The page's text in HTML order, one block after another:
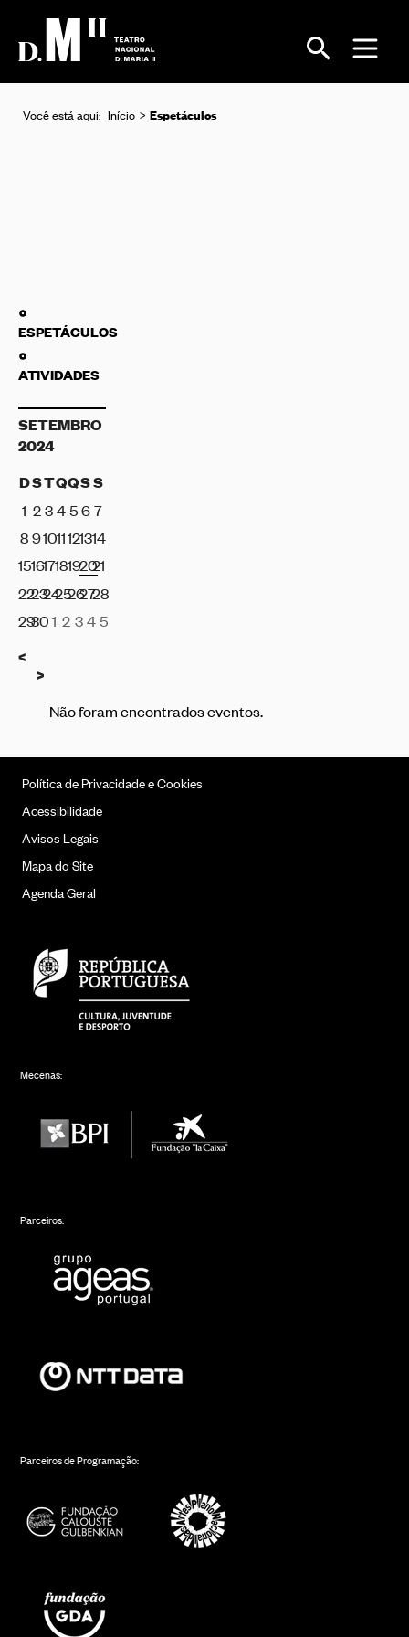
Você está aqui: Início Espetáculos
ESPETÁCULOS
ATIVIDADES
SETEMBRO
2024
DSTQQSS
1 2 34567
891011121314
15161718192021
22232425262728
29301 2 345
<
>
Não foram encontrados eventos.
Política de Privacidade e Cookies
Acessibilidade
Avisos Legais
Mapa do Site
Agenda Geral
Mecenas:
Parceiros:
Parceiros de Programação: